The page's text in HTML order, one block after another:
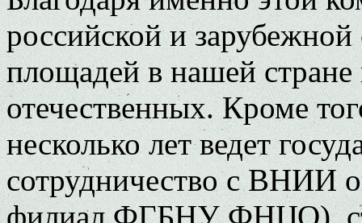
российской и
площадей в нашей стране
отечественных. Кроме
несколько лет ведет
сотрудничество с ВНИИ
филиал ФГБНУ ФНЦО),